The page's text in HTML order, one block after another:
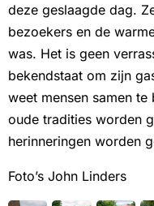
deze geslaagde dag.
bezoekers en de
was. Het is geen
bekendstaat om zijn
weet mensen samen
oude tradities worden
herinneringen worden
Foto’s John Linders